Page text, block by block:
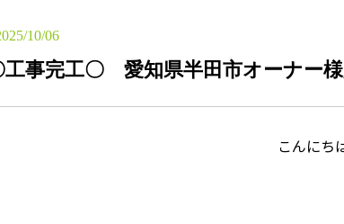
10/06
工事完工〇 愛知県半田市オーナー
こんにち